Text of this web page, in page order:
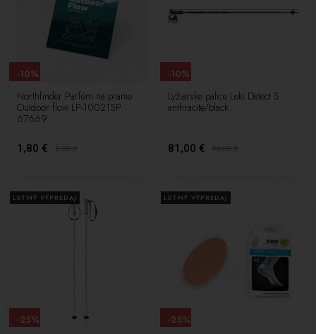
Northfinder Parfém na pranie
Outdoor flow LP-10021SP
67669
1,80 € 2,00€
-10%
Lyžiarske palice Leki Detect S
anthracite/black
81,00 € 90,00€
-10%
LETNÝ VÝPREDAJ
-25%
LETNÝ VÝPREDAJ
-25%